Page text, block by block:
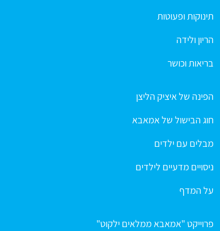
תינוקות ופעוטות
הריון ולידה
בריאות וכושר
הפינה של איציק הליצן
חוג הבישול של אמאבא
מבלים עם ילדים
ניסויים מדעיים לילדים
על המדף
פרוייקט "אמאבא ממלאים ילקוט"